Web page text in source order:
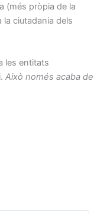
(més pròpia de la
la ciutadania dels
les entitats
Això només acaba de